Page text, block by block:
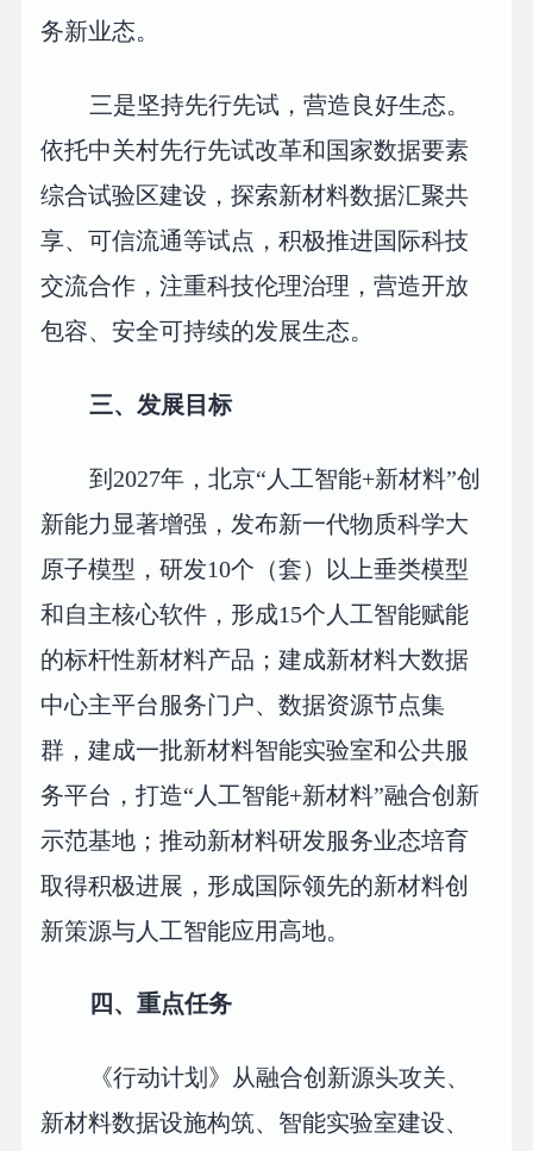
务新业态。
三是坚持先行先试，营造良好生态。
依托中关村先行先试改革和国家数据要素
综合试验区建设，探索新材料数据汇聚共
享、可信流通等试点，积极推进国际科技
交流合作，注重科技伦理治理，营造开放
包容、安全可持续的发展生态。
三、发展目标
到2027年，北京“人工智能+新材料”创
新能力显著增强，发布新一代物质科学大
原子模型，研发10个（套）以上垂类模型
和自主核心软件，形成15个人工智能赋能
的标杆性新材料产品；建成新材料大数据
中心主平台服务门户、数据资源节点集
群，建成一批新材料智能实验室和公共服
务平台，打造“人工智能+新材料”融合创新
示范基地；推动新材料研发服务业态培育
取得积极进展，形成国际领先的新材料创
新策源与人工智能应用高地。
四、重点任务
《行动计划》从融合创新源头攻关、
新材料数据设施构筑、智能实验室建设、